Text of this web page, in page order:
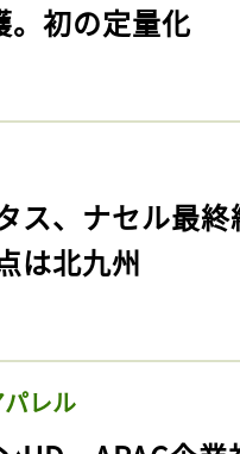
。初の定量化
ス、ナセル最
は北九州
レル